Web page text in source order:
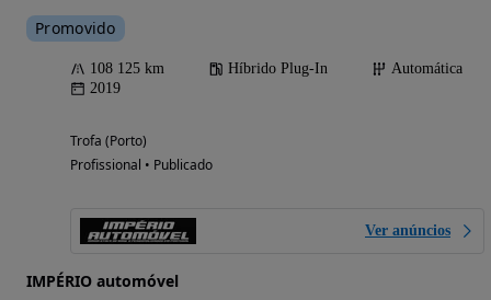
Promovido
108 125 km Híbrido Plug-In
Automática
2019
Trofa (Porto)
Profissional • Publicado
Ver anúncios
IMPÉRIO automóvel